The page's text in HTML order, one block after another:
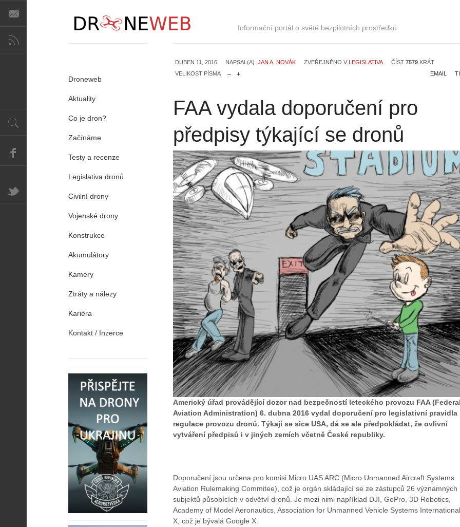
Informační portál o světě bezpilotních prostředků
DUBEN 11, 2016 NAPSAL(A) JAN A. NOVÁK ZVEŘEJNĚNO V LEGISLATIVA ČÍST 7579 KRÁT
VELIKOST PÍSMA
EMAIL
FAA vydala doporučení pro
předpisy týkající se dronů
Americký úřad provádějící dozor nad bezpečností leteckého provozu FAA
Aviation Administration) 6. dubna 2016 vydal doporučení pro legislativní pravidla
regulace provozu dronů. Týkají se sice USA, dá se ale předpokládat, že ovlivní
vytváření předpisů i v jiných zemích včetně České republiky.
Doporučení jsou určena pro komisi Micro UAS ARC (Micro Unmanned Aircraft Systems
Aviation Rulemaking Commitee), což je orgán skládající se ze zástupců 26 významných
subjektů působících v odvětví dronů. Je mezi nimi například DJI, GoPro, 3D Robotics,
Academy of Model Aeronautics, Association for Unmanned Vehicle Systems
X, což je bývalá Google X.
Droneweb
Aktuality
Co je dron?
Začínáme
Testy a recenze
Legislativa dronů
Civilní drony
Vojenské drony
Konstrukce
Akumulátory
Kamery
Ztráty a nálezy
Kariéra
Kontakt / Inzerce